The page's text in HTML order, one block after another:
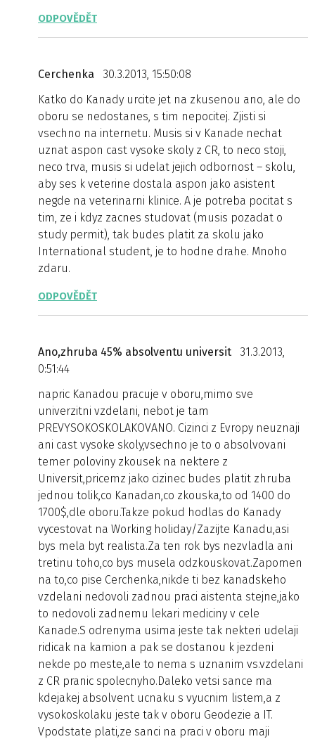
ODPOVĚDĚT
Cerchenka
30.3.2013, 15:50:08
Katko do Kanady urcite jet na zkusenou ano, ale do
oboru se nedostanes, s tim nepocitej. Zjisti si
vsechno na internetu. Musis si v Kanade nechat
uznat aspon cast vysoke skoly z CR, to neco stoji,
neco trva, musis si udelat jejich odbornost – skolu,
aby ses k veterine dostala aspon jako asistent
negde na veterinarni klinice. A je potreba pocitat s
tim, ze i kdyz zacnes studovat (musis pozadat o
study permit), tak budes platit za skolu jako
International student, je to hodne drahe. Mnoho
zdaru.
ODPOVĚDĚT
Ano,zhruba 45% absolventu universit
31.3.2013,
0:51:44
napric Kanadou pracuje v oboru,mimo sve
univerzitni vzdelani, nebot je tam
PREVYSOKOSKOLAKOVANO. Cizinci z Evropy neuznaji
ani cast vysoke skoly,vsechno je to o absolvovani
temer poloviny zkousek na nektere z
Universit,pricemz jako cizinec budes platit zhruba
jednou tolik,co Kanadan,co zkouska,to od 1400 do
1700$,dle oboru.Takze pokud hodlas do Kanady
vycestovat na Working holiday/Zazijte Kanadu,asi
bys mela byt realista.Za ten rok bys nezvladla ani
tretinu toho,co bys musela odzkouskovat.Zapomen
na to,co pise Cerchenka,nikde ti bez kanadskeho
vzdelani nedovoli zadnou praci aistenta stejne,jako
to nedovoli zadnemu lekari mediciny v cele
Kanade.S odrenyma usima jeste tak nekteri udelaji
ridicak na kamion a pak se dostanou k jezdeni
nekde po meste,ale to nema s uznanim vs.vzdelani
z CR pranic spolecnyho.Daleko vetsi sance ma
kdejakej absolvent ucnaku s vyucnim listem,a z
vysokoskolaku jeste tak v oboru Geodezie a IT.
Vpodstate plati,ze sanci na praci v oboru maji